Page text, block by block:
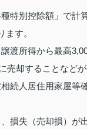
特別控除額」で計
す。
渡所得から最高
売却することなどが
続人居住用家屋等
損失（売却損）